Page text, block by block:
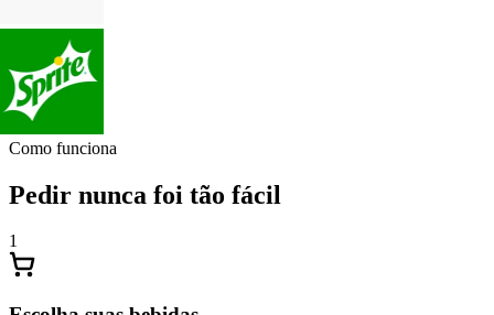
Como funciona
Pedir nunca foi tão fácil
1